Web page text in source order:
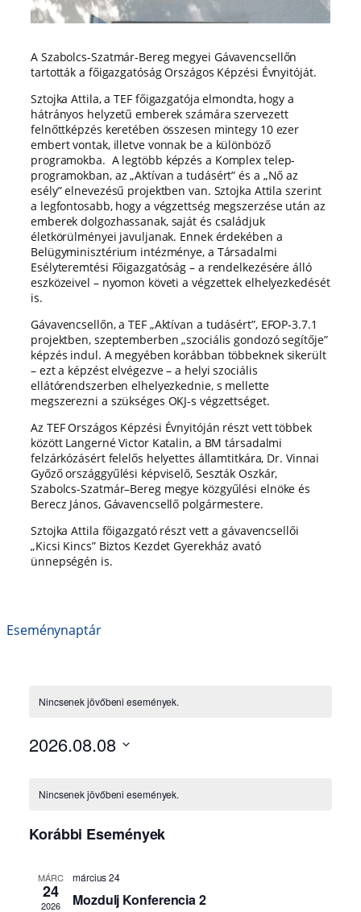
A Szabolcs-Szatmár-Bereg megyei Gávavencsellőn
tartották a főigazgatóság Országos Képzési Évnyitóját.
Sztojka Attila, a TEF főigazgatója elmondta, hogy a
hátrányos helyzetű emberek számára szervezett
felnőttképzés keretében összesen mintegy 10 ezer
embert vontak, illetve vonnak be a különböző
programokba. A legtöbb képzés a Komplex telep-
programokban, az „Aktívan a tudásért” és a „Nő az
esély” elnevezésű projektben van. Sztojka Attila szerint
a legfontosabb, hogy a végzettség megszerzése után az
emberek dolgozhassanak, saját és családjuk
életkörülményei javuljanak. Ennek érdekében a
Belügyminisztérium intézménye, a Társadalmi
Esélyteremtési Főigazgatóság – a rendelkezésére álló
eszközeivel – nyomon követi a végzettek elhelyezkedését
is.
Gávavencsellőn, a TEF „Aktívan a tudásért”, EFOP-3.7.1
projektben, szeptemberben „szociális gondozó segítője”
képzés indul. A megyében korábban többeknek sikerült
­– ezt a képzést elvégezve – a helyi szociális
ellátórendszerben elhelyezkednie, s mellette
megszerezni a szükséges OKJ-s végzettséget.
Az TEF Országos Képzési Évnyitóján részt vett többek
között Langerné Victor Katalin, a BM társadalmi
felzárkózásért felelős helyettes államtitkára, Dr. Vinnai
Győző országgyűlési képviselő, Seszták Oszkár,
Szabolcs-Szatmár–Bereg megye közgyűlési elnöke és
Berecz János, Gávavencsellő polgármestere.
Sztojka Attila főigazgató részt vett a gávavencsellői
„Kicsi Kincs” Biztos Kezdet Gyerekház avató
ünnepségén is.
Eseménynaptár